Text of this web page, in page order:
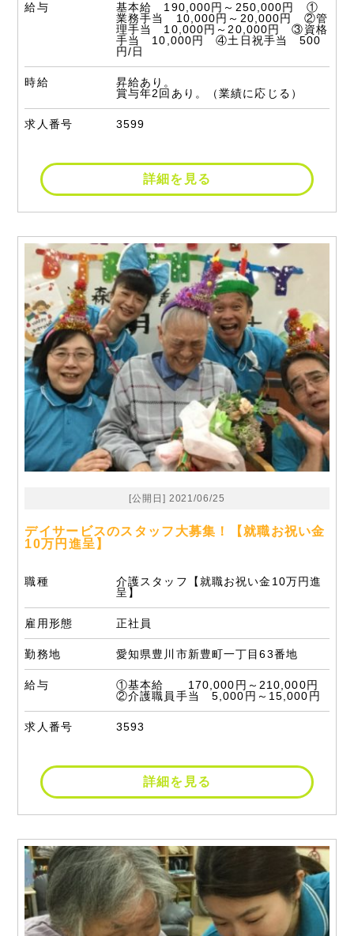
給与
基本給 190,000円～250,000円 ①
業務手当 10,000円～20,000円 ②管
理手当 10,000円～20,000円 ③資格
手当 10,000円 ④土日祝手当 500
円/日
時給
昇給あり。
賞与年2回あり。（業績に応じる）
求人番号 3599
詳細を見る
[公開日] 2021/06/25
デイサービスのスタッフ大募集！【就職お祝い金
10万円進呈】
職種
介護スタッフ【就職お祝い金10万円進
呈】
雇用形態 正社員
勤務地 愛知県豊川市新豊町一丁目63番地
給与
①基本給 170,000円～210,000円
②介護職員手当 5,000円～15,000円
求人番号 3593
詳細を見る